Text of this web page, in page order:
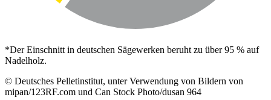
*Der Einschnitt in deutschen Sägewerken beruht zu über 95 % auf
Nadelholz.
© Deutsches Pelletinstitut, unter Verwendung von Bildern von
mipan/123RF.com und Can Stock Photo/dusan 964